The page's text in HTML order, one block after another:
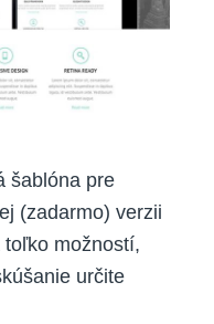
šablóna pre
(zadarmo) verzii
možností,
určite